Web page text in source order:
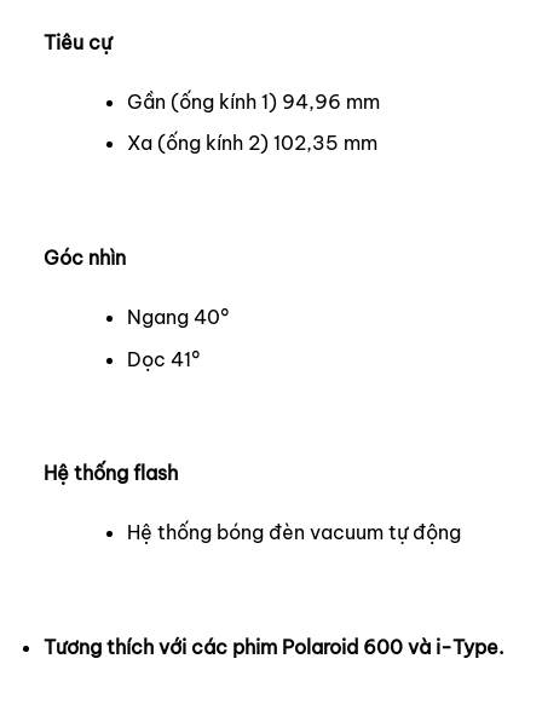
Tiêu cự
Gần (ống kính 1) 94,96 mm
Xa (ống kính 2) 102,35 mm
Góc nhìn
Ngang 40°
Dọc 41°
Hệ thống flash
Hệ thống bóng đèn vacuum tự động
Tương thích với các phim Polaroid 600 và i-Type.